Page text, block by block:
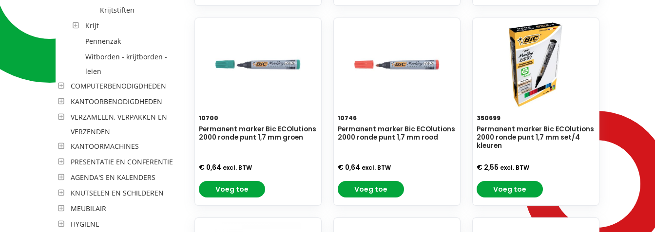
Krijtstiften
Krijt
Pennenzak
Witborden - krijtborden -
leien
COMPUTERBENODIGDHEDEN
KANTOORBENODIGDHEDEN
VERZAMELEN, VERPAKKEN EN
VERZENDEN
KANTOORMACHINES
PRESENTATIE EN CONFERENTIE
AGENDA'S EN KALENDERS
KNUTSELEN EN SCHILDEREN
MEUBILAIR
HYGIËNE
10700
Permanent marker Bic ECOlutions
2000 ronde punt 1,7 mm groen
€ 0,64 excl. BTW
Voeg toe
10746
Permanent marker Bic ECOlutions
2000 ronde punt 1,7 mm rood
€ 0,64 excl. BTW
Voeg toe
350699
Permanent marker Bic ECOlutions
2000 ronde punt 1,7 mm set/4
kleuren
€ 2,55 excl. BTW
Voeg toe